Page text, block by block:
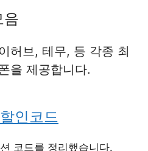
음
허브, 테무, 등 각종 최
을 제공합니다.
인코드
코드를 정리했습니다.